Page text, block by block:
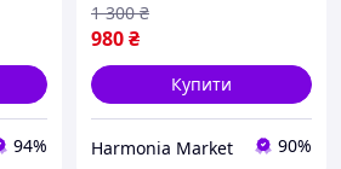
94%
980₴
1 300 ₴
Купити
Harmonia Market 90%